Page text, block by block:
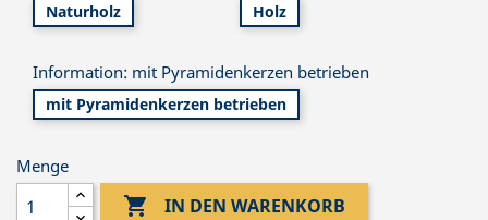
Naturholz Holz
Information: mit Pyramidenkerzen betrieben
mit Pyramidenkerzen betrieben
Menge
 IN DEN WARENKORB